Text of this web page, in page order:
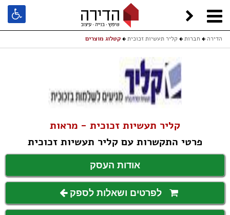
הדירה חברות קליר תעשיות זכוכית קטלוג מוצרים
קליר תעשיות זכוכית - מראות
פרטי התקשרות עם קליר תעשיות זכוכית
אודות העסק
לפרטים ושאלות לספק